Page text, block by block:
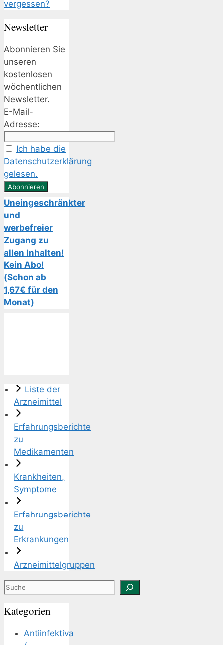
vergessen?
Newsletter
Abonnieren Sie
unseren
kostenlosen
wöchentlichen
Newsletter.
E-Mail-
Adresse:
Ich habe die
Datenschutzerklärung
gelesen.
Uneingeschränkter
und
werbefreier
Zugang zu
allen Inhalten!
Kein Abo!
(Schon ab
1,67€ für den
Monat)
Liste der
Arzneimittel
Erfahrungsberichte
zu
Medikamenten
Krankheiten,
Symptome
Erfahrungsberichte
zu
Erkrankungen
Arzneimittelgruppen
Suchen
Kategorien
Antiinfektiva